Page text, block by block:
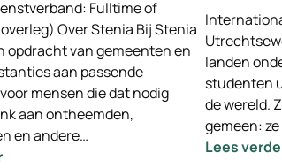
Fulltime of
Over Stenia Bij Stenia
opdracht van gemeenten en
aan passende
mensen die dat nodig
aan ontheemden,
en andere…
:
landen
studenten
de wereld.
gemeen:
Lees